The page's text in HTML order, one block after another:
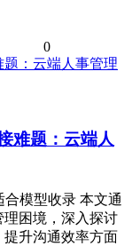
0
难题：云端人
模型收录 本文通
困境，深入探讨
升沟通效率方面